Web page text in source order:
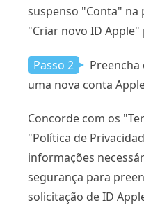
suspenso "Conta" na
"Criar novo ID Apple"
Passo 2
uma nova conta
Concorde com os
"Política de
informações
segurança para
solicitação de ID